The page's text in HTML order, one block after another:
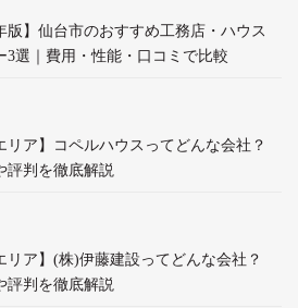
版】仙台市のおすすめ工務店・ハウス
3選｜費用・性能・口コミで比較
リア】コペルハウスってどんな会社？
評判を徹底解説
リア】(株)伊藤建設ってどんな会社？
評判を徹底解説